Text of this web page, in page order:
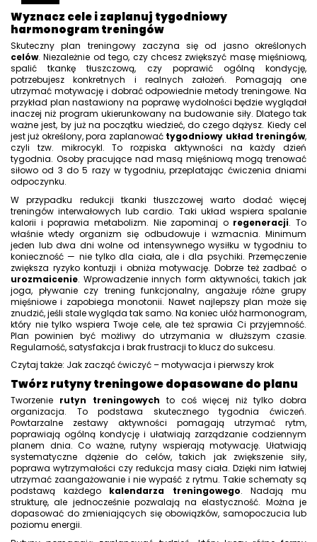
Wyznacz cele i zaplanuj tygodniowy
harmonogram treningów
Skuteczny plan treningowy zaczyna się od jasno określonych
celów. Niezależnie od tego, czy chcesz zwiększyć masę mięśniową,
spalić tkankę tłuszczową, czy poprawić ogólną kondycję,
potrzebujesz konkretnych i realnych założeń. Pomagają one
utrzymać motywację i dobrać odpowiednie metody treningowe. Na
przykład plan nastawiony na poprawę wydolności będzie wyglądał
inaczej niż program ukierunkowany na budowanie siły. Dlatego tak
ważne jest, by już na początku wiedzieć, do czego dążysz. Kiedy cel
jest już określony, pora zaplanować tygodniowy układ treningów,
czyli tzw. mikrocykl. To rozpiska aktywności na każdy dzień
tygodnia. Osoby pracujące nad masą mięśniową mogą trenować
siłowo od 3 do 5 razy w tygodniu, przeplatając ćwiczenia dniami
odpoczynku.
W przypadku redukcji tkanki tłuszczowej warto dodać więcej
treningów interwałowych lub cardio. Taki układ wspiera spalanie
kalorii i poprawia metabolizm. Nie zapominaj o regeneracji. To
właśnie wtedy organizm się odbudowuje i wzmacnia. Minimum
jeden lub dwa dni wolne od intensywnego wysiłku w tygodniu to
konieczność — nie tylko dla ciała, ale i dla psychiki. Przemęczenie
zwiększa ryzyko kontuzji i obniża motywację. Dobrze też zadbać o
urozmaicenie. Wprowadzenie innych form aktywności, takich jak
joga, pływanie czy trening funkcjonalny, angażuje różne grupy
mięśniowe i zapobiega monotonii. Nawet najlepszy plan może się
znudzić, jeśli stale wygląda tak samo. Na koniec ułóż harmonogram,
który nie tylko wspiera Twoje cele, ale też sprawia Ci przyjemność.
Plan powinien być możliwy do utrzymania w dłuższym czasie.
Regularność, satysfakcja i brak frustracji to klucz do sukcesu.
Czytaj także: Jak zacząć ćwiczyć – motywacja i pierwszy krok
Twórz rutyny treningowe dopasowane do planu
Tworzenie rutyn treningowych to coś więcej niż tylko dobra
organizacja. To podstawa skutecznego tygodnia ćwiczeń.
Powtarzalne zestawy aktywności pomagają utrzymać rytm,
poprawiają ogólną kondycję i ułatwiają zarządzanie codziennym
planem dnia. Co ważne, rutyny wspierają motywację. Ułatwiają
systematyczne dążenie do celów, takich jak zwiększenie siły,
poprawa wytrzymałości czy redukcja masy ciała. Dzięki nim łatwiej
utrzymać zaangażowanie i nie wypaść z rytmu. Takie schematy są
podstawą każdego kalendarza treningowego. Nadają mu
strukturę, ale jednocześnie pozwalają na elastyczność. Można je
dopasować do zmieniających się obowiązków, samopoczucia lub
poziomu energii.